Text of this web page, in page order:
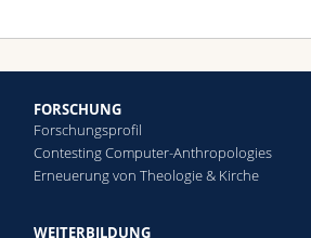
FORSCHUNG
Forschungsprofil
Contesting Computer-Anthropologies
Erneuerung von Theologie & Kirche
WEITERBILDUNG